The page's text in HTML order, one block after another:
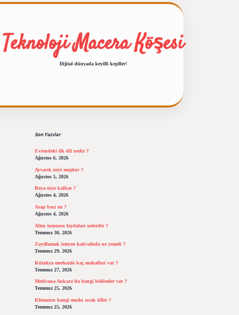
Teknoloji Macera Köşesi
Dijital dünyada keyifli keşifler!
Son Yazılar
Evrendeki ilk dil nedir ?
Ağustos 6, 2026
Ayvacık neyi meşhur ?
Ağustos 5, 2026
Boya niye kalkar ?
Ağustos 4, 2026
Arap bacı ne ?
Ağustos 4, 2026
Altın tozunun faydaları nelerdir ?
Temmuz 30, 2026
Zayıflamak isteyen kahvaltıda ne yemeli ?
Temmuz 29, 2026
Kütahya merkezde kaç mahallesi var ?
Temmuz 27, 2026
Medicana Ankara’da hangi bölümler var ?
Temmuz 25, 2026
Klimanın hangi modu sıcak üfler ?
Temmuz 25, 2026